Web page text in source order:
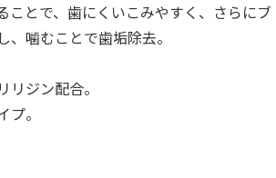
ことで、歯にくいこみやすく、さらにブ
噛むことで歯垢除去。
リジン配合。
。